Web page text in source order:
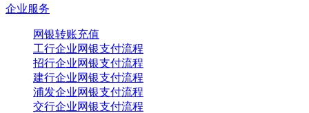
企业服务
网银转账充值
工行企业网银支付流程
招行企业网银支付流程
建行企业网银支付流程
浦发企业网银支付流程
交行企业网银支付流程